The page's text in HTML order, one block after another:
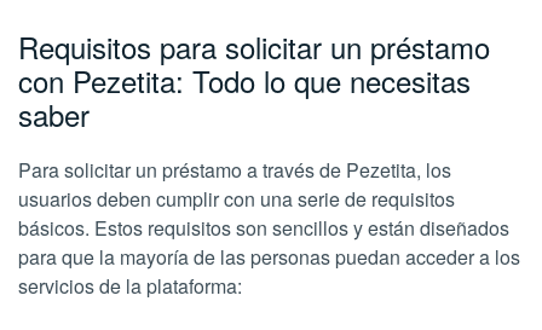
Requisitos para solicitar un préstamo
con Pezetita: Todo lo que necesitas
saber
Para solicitar un préstamo a través de Pezetita, los
usuarios deben cumplir con una serie de requisitos
básicos. Estos requisitos son sencillos y están diseñados
para que la mayoría de las personas puedan acceder a los
servicios de la plataforma: